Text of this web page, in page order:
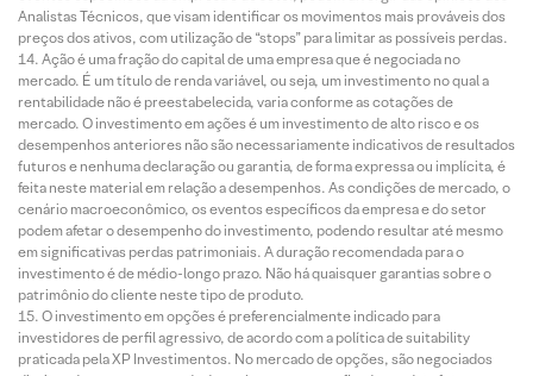
Analistas Técnicos, que visam identificar os movimentos mais prováveis dos
preços dos ativos, com utilização de “stops” para limitar as possíveis perdas.
Ação é uma fração do capital de uma empresa que é negociada no
mercado. É um título de renda variável, ou seja, um investimento no qual a
rentabilidade não é preestabelecida, varia conforme as cotações de
mercado. O investimento em ações é um investimento de alto risco e os
desempenhos anteriores não são necessariamente indicativos de resultados
futuros e nenhuma declaração ou garantia, de forma expressa ou implícita, é
feita neste material em relação a desempenhos. As condições de mercado, o
cenário macroeconômico, os eventos específicos da empresa e do setor
podem afetar o desempenho do investimento, podendo resultar até mesmo
em significativas perdas patrimoniais. A duração recomendada para o
investimento é de médio-longo prazo. Não há quaisquer garantias sobre o
patrimônio do cliente neste tipo de produto.
O investimento em opções é preferencialmente indicado para
investidores de perfil agressivo, de acordo com a política de suitability
praticada pela XP Investimentos. No mercado de opções, são negociados